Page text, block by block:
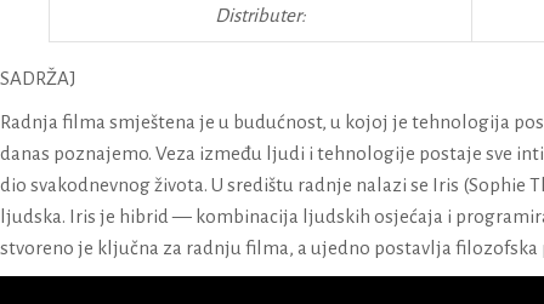
Distributer:
SADRŽAJ
Radnja filma smještena je u budućnost, u kojoj je tehnologija
danas poznajemo. Veza između ljudi i tehnologije postaje sve
dio svakodnevnog života. U središtu radnje nalazi se Iris
ljudska. Iris je hibrid — kombinacija ljudskih osjećaja i
stvoreno je ključna za radnju filma, a ujedno postavlja